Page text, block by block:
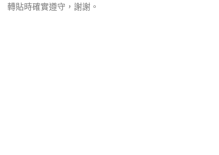
轉貼時確實遵守，謝謝。